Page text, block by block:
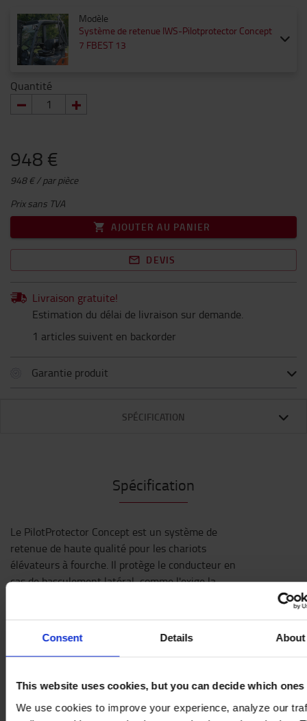
Consent Details About
This website uses cookies, but you can decide which ones
We use cookies to improve your experience, analyze our
Modèle
Système de retenue IWS-Pilotprotector Concept
7 FBEST 13
Quantité
948 €
948 € / par pièce
Prix sans TVA
AJOUTER AU PANIER
DEVIS
Livraison gratuite!
Estimation du délai de livraison sur demande.
1 articles suivent en backorder
Garantie produit
SPÉCIFICATION
Spécification
Le PilotProtector Concept est un système de
retenue de haute qualité pour les chariots
élévateurs à fourche. Il protège le conducteur en
cas de basculement latéral, comme l'exige la
caractéristiques du PilotProtector. L'articulation
caractéristique peu encombrante, le PilotProtector
Concept peut être utilisé dans des endroits où
l'espace disponible est très réduit. Par exemple,